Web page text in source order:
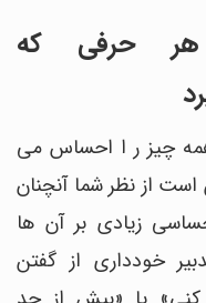
هر حرفی که
چیز ر ا احساس می
است از نظر شما آنچنان
زیادی بر آن ها
خودداری از گفتن